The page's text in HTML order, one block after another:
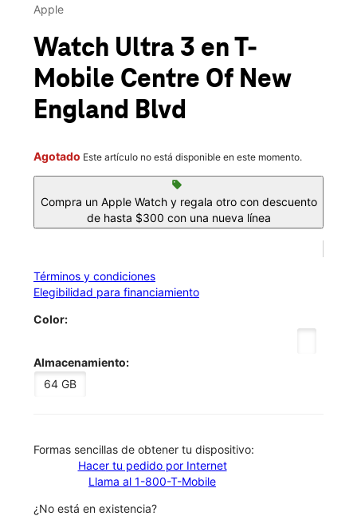
Vie.:
678 Centre Of New England Blvd Coventry, RI 02816
Apple
Watch Ultra 3 en T-
Mobile Centre Of New
England Blvd
Agotado Este artículo no está disponible en este momento.
sell
Compra un Apple Watch y regala otro con descuento
de hasta $300 con una nueva línea
Términos y condiciones
Elegibilidad para financiamiento
Color:
Almacenamiento:
64 GB
​​​​​​​Formas sencillas de obtener tu dispositivo:
Hacer tu pedido por Internet
Llama al 1-800-T-Mobile
¿No está en existencia?